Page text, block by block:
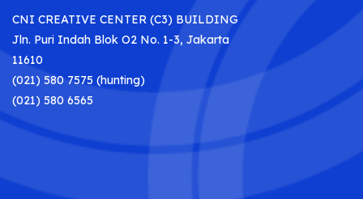
CNI CREATIVE CENTER (C3) BUILDING
Jln. Puri Indah Blok O2 No. 1-3, Jakarta
11610
(021) 580 7575 (hunting)
(021) 580 6565